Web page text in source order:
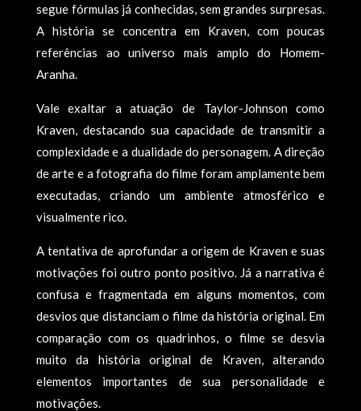
segue fórmulas já conhecidas, sem grandes surpresas.
A história se concentra em Kraven, com poucas
referências ao universo mais amplo do Homem-
Aranha.
Vale exaltar a atuação de Taylor-Johnson como
Kraven, destacando sua capacidade de transmitir a
complexidade e a dualidade do personagem. A direção
de arte e a fotografia do filme foram amplamente bem
executadas, criando um ambiente atmosférico e
visualmente rico.
A tentativa de aprofundar a origem de Kraven e suas
motivações foi outro ponto positivo. Já a narrativa é
confusa e fragmentada em alguns momentos, com
desvios que distanciam o filme da história original. Em
comparação com os quadrinhos, o filme se desvia
muito da história original de Kraven, alterando
elementos importantes de sua personalidade e
motivações.